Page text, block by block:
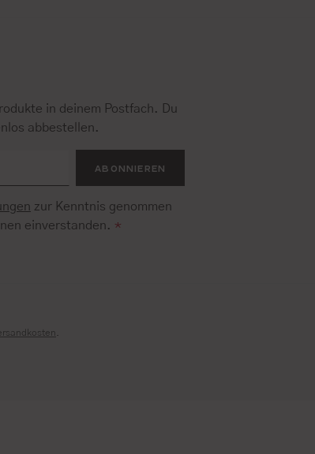
in deinem Postfach. Du
abbestellen.
ABONNIEREN
zur Kenntnis genommen
einverstanden. *
.